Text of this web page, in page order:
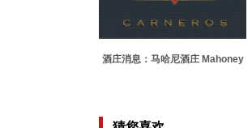
酒庄消息：马哈尼酒庄 Mahoney